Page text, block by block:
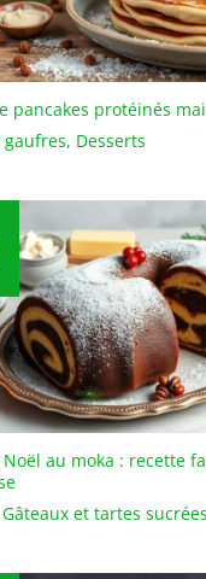
pancakes protéinés
gaufres, Desserts
au moka : recette
Gâteaux et tartes sucrées